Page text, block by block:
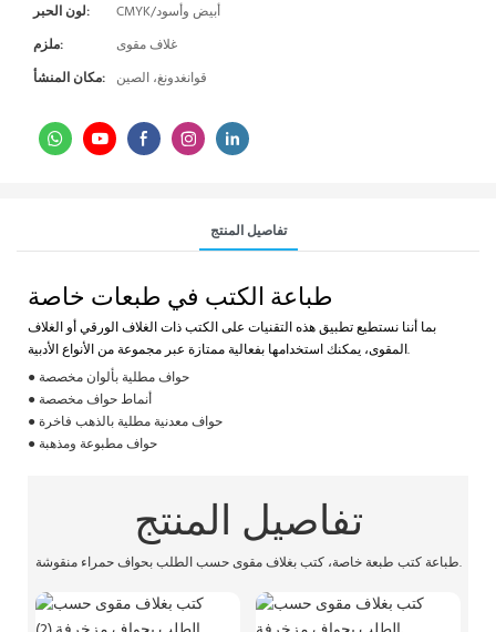
لون الحبر:
CMYK/أبيض وأسود
ملزم:
غلاف مقوى
مكان المنشأ: قوانغدونغ، الصين
تفاصيل المنتج
طباعة الكتب في طبعات خاصة
بما أننا نستطيع تطبيق هذه التقنيات على الكتب ذات الغلاف الورقي أو الغلاف
المقوى، يمكنك استخدامها بفعالية ممتازة عبر مجموعة من الأنواع الأدبية.
● حواف مطلية بألوان مخصصة
● أنماط حواف مخصصة
● حواف معدنية مطلية بالذهب فاخرة
● حواف مطبوعة ومذهبة
تفاصيل المنتج
طباعة كتب طبعة خاصة، كتب بغلاف مقوى حسب الطلب بحواف حمراء منقوشة.